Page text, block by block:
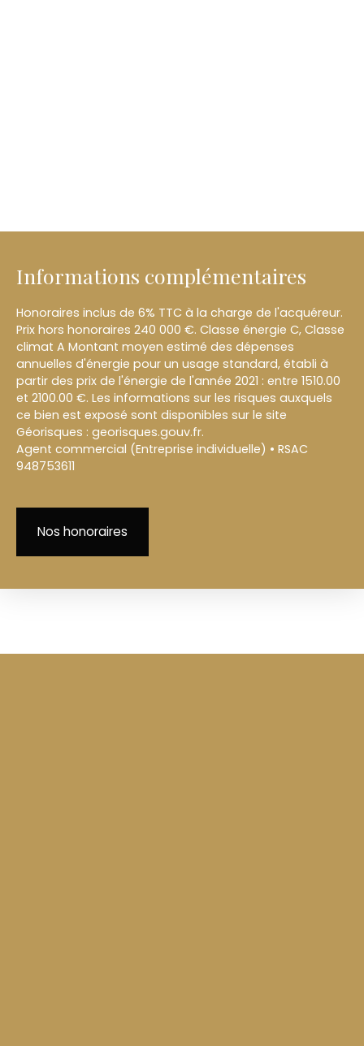
Informations complémentaires
Honoraires inclus de 6% TTC à la charge de l'acquéreur.
Prix hors honoraires 240 000 €. Classe énergie C, Classe
climat A Montant moyen estimé des dépenses
annuelles d'énergie pour un usage standard, établi à
partir des prix de l'énergie de l'année 2021 : entre 1510.00
et 2100.00 €. Les informations sur les risques auxquels
ce bien est exposé sont disponibles sur le site
Géorisques : georisques.gouv.fr.
Agent commercial (Entreprise individuelle) • RSAC
948753611
Nos honoraires